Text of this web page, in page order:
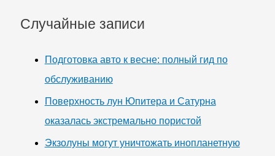
Случайные записи
Подготовка авто к весне: полный гид по
обслуживанию
Поверхность лун Юпитера и Сатурна
оказалась экстремально пористой
Экзолуны могут уничтожать инопланетную